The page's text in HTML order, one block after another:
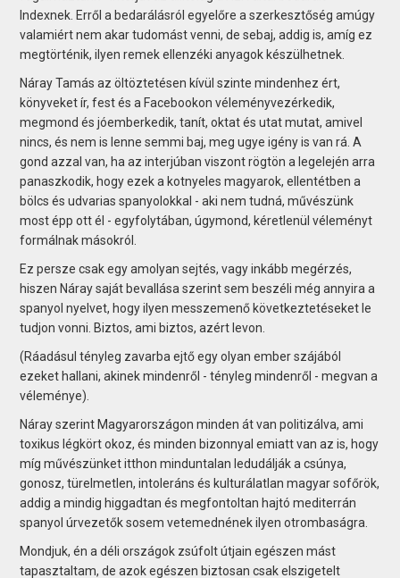
Indexnek. Erről a bedarálásról egyelőre a szerkesztőség amúgy
valamiért nem akar tudomást venni, de sebaj, addig is, amíg ez
megtörténik, ilyen remek ellenzéki anyagok készülhetnek.
Náray Tamás az öltöztetésen kívül szinte mindenhez ért,
könyveket ír, fest és a Facebookon véleményvezérkedik,
megmond és jóemberkedik, tanít, oktat és utat mutat, amivel
nincs, és nem is lenne semmi baj, meg ugye igény is van rá. A
gond azzal van, ha az interjúban viszont rögtön a legelején arra
panaszkodik, hogy ezek a kotnyeles magyarok, ellentétben a
bölcs és udvarias spanyolokkal - aki nem tudná, művészünk
most épp ott él - egyfolytában, úgymond, kéretlenül véleményt
formálnak másokról.
Ez persze csak egy amolyan sejtés, vagy inkább megérzés,
hiszen Náray saját bevallása szerint sem beszéli még annyira a
spanyol nyelvet, hogy ilyen messzemenő következtetéseket le
tudjon vonni. Biztos, ami biztos, azért levon.
(Ráadásul tényleg zavarba ejtő egy olyan ember szájából
ezeket hallani, akinek mindenről - tényleg mindenről - megvan a
véleménye).
Náray szerint Magyarországon minden át van politizálva, ami
toxikus légkört okoz, és minden bizonnyal emiatt van az is, hogy
míg művészünket itthon minduntalan ledudálják a csúnya,
gonosz, türelmetlen, intoleráns és kulturálatlan magyar sofőrök,
addig a mindig higgadtan és megfontoltan hajtó mediterrán
spanyol úrvezetők sosem vetemednének ilyen otrombaságra.
Mondjuk, én a déli országok zsúfolt útjain egészen mást
tapasztaltam, de azok egészen biztosan csak elszigetelt